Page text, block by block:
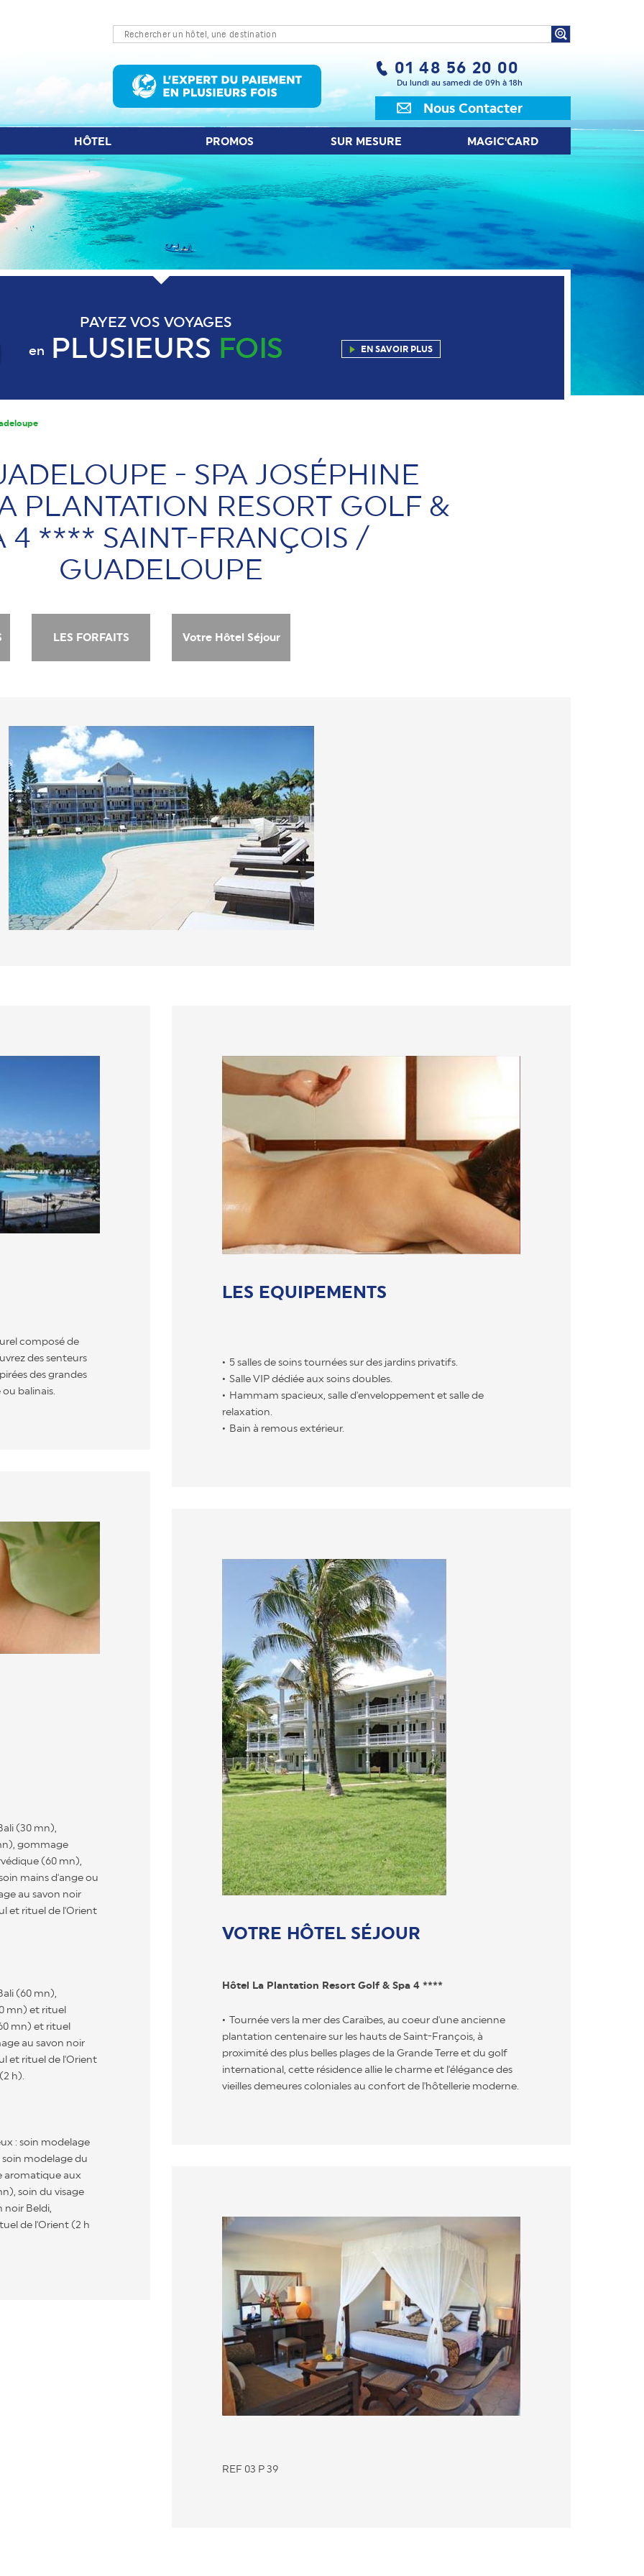
01 48 56 20 00
Du lundi au samedi de 09h à 18h
Nous Contacter
HÔTEL PROMOS SUR MESURE MAGIC'CARD
PAYEZ VOS VOYAGES
en PLUSIEURS FOIS EN SAVOIR PLUS
- SPA JOSÉPHINE
PLANTATION RESORT GOLF &
4 **** SAINT-FRANÇOIS /
GUADELOUPE
LES FORFAITS Votre Hôtel Séjour
composé de
des senteurs
des grandes
balinais.
LES EQUIPEMENTS
5 salles de soins tournées sur des jardins privatifs.
Salle VIP dédiée aux soins doubles.
Hammam spacieux, salle d'enveloppement et salle de
relaxation.
Bain à remous extérieur.
(30 mn),
gommage
(60 mn),
mains d'ange ou
au savon noir
et rituel de l'Orient
(60 mn),
mn) et rituel
mn) et rituel
au savon noir
et rituel de l'Orient
h).
: soin modelage
modelage du
aromatique aux
soin du visage
Beldi,
de l'Orient (2 h
VOTRE HÔTEL SÉJOUR
Hôtel La Plantation Resort Golf & Spa 4 ****
Tournée vers la mer des Caraïbes, au coeur d'une ancienne
plantation centenaire sur les hauts de Saint-François, à
proximité des plus belles plages de la Grande Terre et du golf
international, cette résidence allie le charme et l'élégance des
vieilles demeures coloniales au confort de l'hôtellerie moderne.
REF 03 P 39